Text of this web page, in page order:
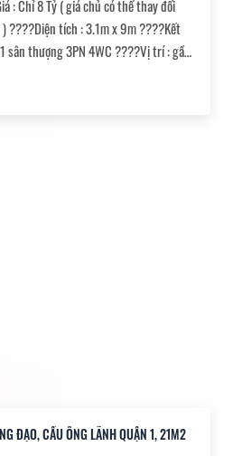
: Chỉ 8 Tỷ ( giá chủ có thể thay đổi
????Diện tích : 3.1m x 9m ????Kết
sân thượng 3PN 4WC ????Vị trí : gần
Xu, hẻm thông ra đường Nguyễn
ĐẠO, CẦU ÔNG LÃNH QUẬN 1, 21M2